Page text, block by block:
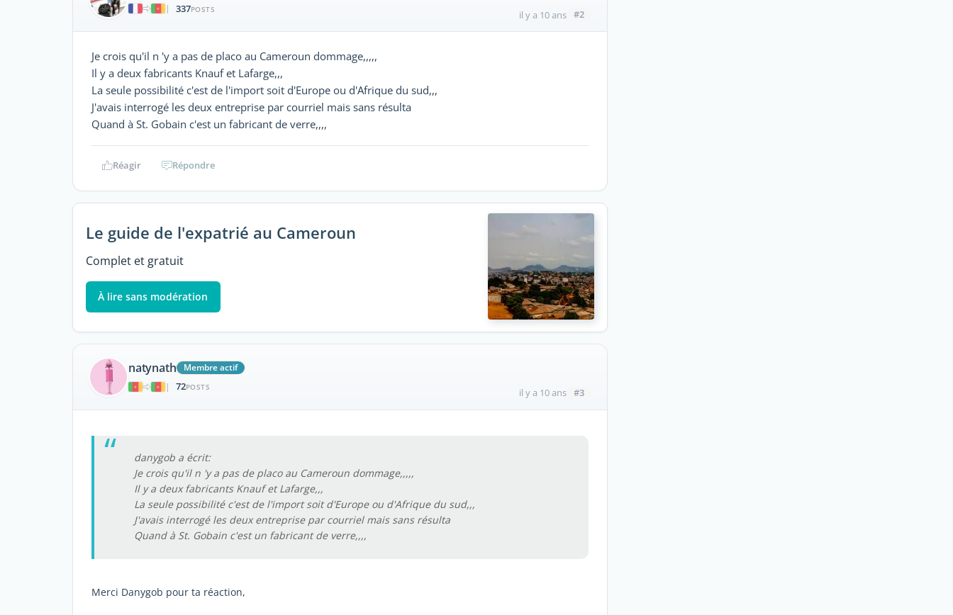
|
337POSTS il y a 10 ans #2
Je crois qu'il n 'y a pas de placo au Cameroun dommage,,,,,
Il y a deux fabricants Knauf et Lafarge,,,
La seule possibilité c'est de l'import soit d'Europe ou d'Afrique du sud,,,
J'avais interrogé les deux entreprise par courriel mais sans résulta
Quand à St. Gobain c'est un fabricant de verre,,,,
Réagir Répondre
Le guide de l'expatrié au Cameroun
Complet et gratuit
À lire sans modération
natynath
Membre actif
|
72POSTS il y a 10 ans #3
danygob a écrit:
Je crois qu'il n 'y a pas de placo au Cameroun dommage,,,,,
Il y a deux fabricants Knauf et Lafarge,,,
La seule possibilité c'est de l'import soit d'Europe ou d'Afrique du sud,,,
J'avais interrogé les deux entreprise par courriel mais sans résulta
Quand à St. Gobain c'est un fabricant de verre,,,,
Merci Danygob pour ta réaction,